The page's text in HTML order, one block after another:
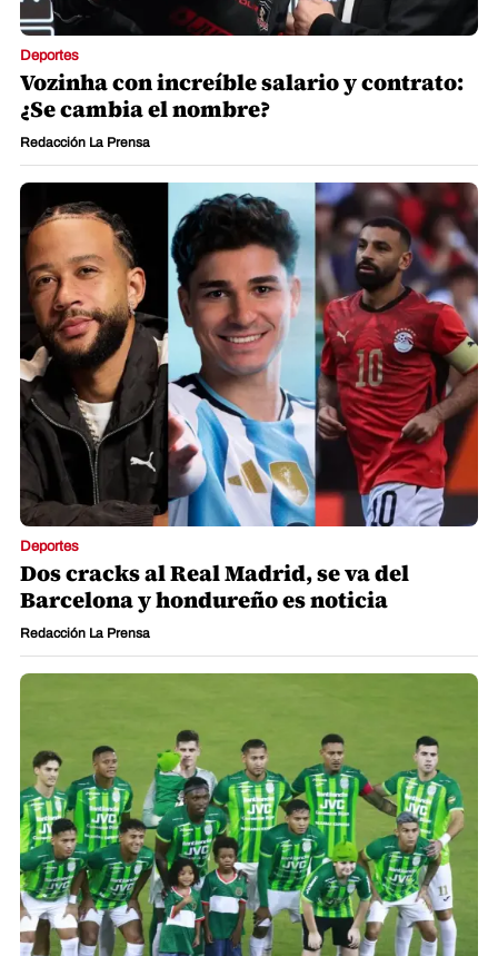
Deportes
Vozinha con increíble salario y contrato:
¿Se cambia el nombre?
Redacción La Prensa
Deportes
Dos cracks al Real Madrid, se va del
Barcelona y hondureño es noticia
Redacción La Prensa